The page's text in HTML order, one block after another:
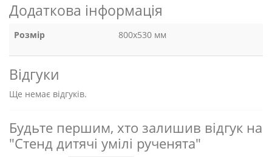
Додаткова інформація
Розмір 800х530 мм
Відгуки
Ще немає відгуків.
Будьте першим, хто залишив відгук на
"Стенд дитячі умілі рученята"